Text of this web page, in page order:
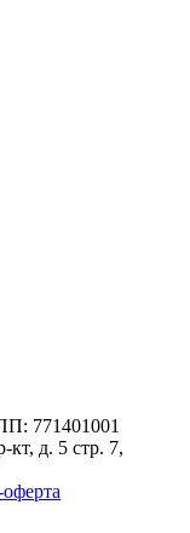
771401001
д. 5 стр. 7,